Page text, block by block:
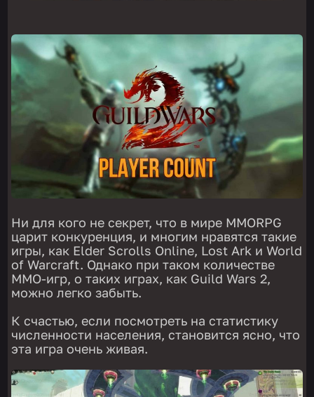
Ни для кого не секрет, что в мире MMORPG
царит конкуренция, и многим нравятся такие
игры, как Elder Scrolls Online, Lost Ark и World
of Warcraft. Однако при таком количестве
ММО-игр, о таких играх, как Guild Wars 2,
можно легко забыть.
К счастью, если посмотреть на статистику
численности населения, становится ясно, что
эта игра очень живая.